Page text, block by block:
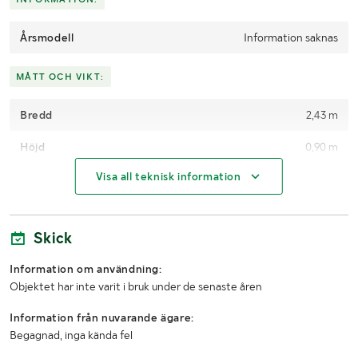
Årsmodell Information saknas
MÅTT OCH VIKT:
Bredd 2,43 m
Höjd 0,90 m
Visa all teknisk information
Skick
Information om användning:
Objektet har inte varit i bruk under de senaste åren
Information från nuvarande ägare:
Begagnad, inga kända fel